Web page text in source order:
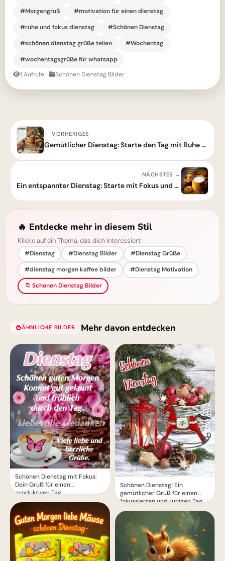
#Morgengruß
#motivation für einen dienstag
#ruhe und fokus dienstag
#Schönen Dienstag
#schönen dienstag grüße teilen
#Wochentag
#wochentagsgrüße für whatsapp
1 Aufrufe · Schönen Dienstag Bilder
← VORHERIGES
Gemütlicher Dienstag: Starte den Tag mit Ruhe und Fokus!
NÄCHSTES →
Ein entspannter Dienstag: Starte mit Fokus und genieße den ruhigen Rhythmus.
🔥 Entdecke mehr in diesem Stil
Klicke auf ein Thema, das dich interessiert
#Dienstag #Dienstag Bilder
#Dienstag Grüße
#dienstag morgen kaffee bilder
#Dienstag Motivation
📁 Schönen Dienstag Bilder
ÄHNLICHE BILDER Mehr davon entdecken
Schönen Dienstag mit Fokus:
Dein Gruß für einen
produktiven Tag.
Schönen Dienstag! Ein
gemütlicher Gruß für einen
fokussierten und ruhigen Tag.